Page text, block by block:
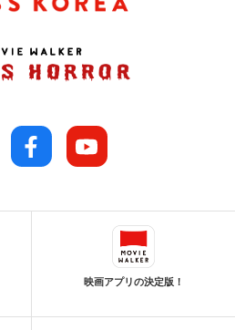
映画アプリの決定版！